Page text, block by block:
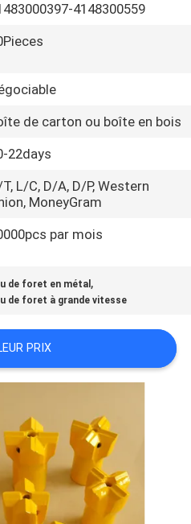
4148300559
de carton ou boîte en bois
22days
L/C, D/A, D/P, Western
MoneyGram
par mois
de foret en métal ,
de foret à grande vitesse
PRIX